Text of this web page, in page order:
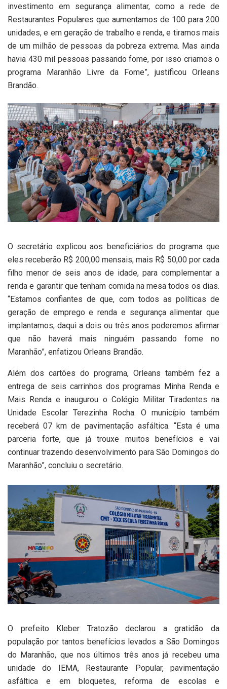
investimento em segurança alimentar, como a rede de
Restaurantes Populares que aumentamos de 100 para 200
unidades, e em geração de trabalho e renda, e tiramos mais
de um milhão de pessoas da pobreza extrema. Mas ainda
havia 430 mil pessoas passando fome, por isso criamos o
programa Maranhão Livre da Fome”, justificou Orleans
Brandão.
O secretário explicou aos beneficiários do programa que
eles receberão R$ 200,00 mensais, mais R$ 50,00 por cada
filho menor de seis anos de idade, para complementar a
renda e garantir que tenham comida na mesa todos os dias.
“Estamos confiantes de que, com todos as políticas de
geração de emprego e renda e segurança alimentar que
implantamos, daqui a dois ou três anos poderemos afirmar
que não haverá mais ninguém passando fome no
Maranhão”, enfatizou Orleans Brandão.
Além dos cartões do programa, Orleans também fez a
entrega de seis carrinhos dos programas Minha Renda e
Mais Renda e inaugurou o Colégio Militar Tiradentes na
Unidade Escolar Terezinha Rocha. O município também
receberá 07 km de pavimentação asfáltica. “Esta é uma
parceria forte, que já trouxe muitos benefícios e vai
continuar trazendo desenvolvimento para São Domingos do
Maranhão”, concluiu o secretário.
O prefeito Kleber Tratozão declarou a gratidão da
população por tantos benefícios levados a São Domingos
do Maranhão, que nos últimos três anos já recebeu uma
unidade do IEMA, Restaurante Popular, pavimentação
asfáltica e em bloquetes, reforma de escolas e